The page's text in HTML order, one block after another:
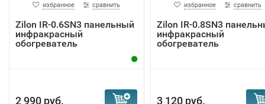
избранное сравнить
Zilon IR-0.6SN3 панельный
инфракрасный
обогреватель
2 990 руб.
избранное сравнить
Zilon IR-0.8SN3
инфракрасный
обогреватель
3 120 руб.